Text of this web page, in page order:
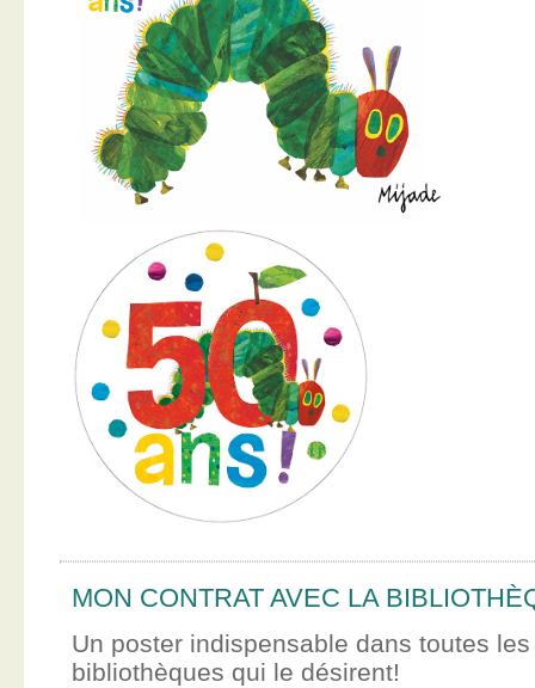
MON CONTRAT AVEC LA
Un poster indispensable dans toutes
bibliothèques qui le désirent!